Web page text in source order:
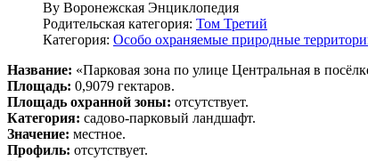
By Воронежская Энциклопедия
Родительская категория: Том Третий
Категория: Особо охраняемые природные
Название: «Парковая зона по улице Центральная в
Площадь: 0,9079 гектаров.
Площадь охранной зоны: отсутствует.
Категория: садово-парковый ландшафт.
Значение: местное.
Профиль: отсутствует.